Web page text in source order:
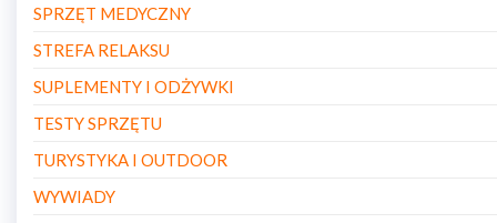
SPRZĘT MEDYCZNY
STREFA RELAKSU
SUPLEMENTY I ODŻYWKI
TESTY SPRZĘTU
TURYSTYKA I OUTDOOR
WYWIADY